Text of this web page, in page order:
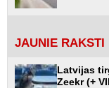
JAUNIE RAKSTI
Latvijas
Zeekr (+